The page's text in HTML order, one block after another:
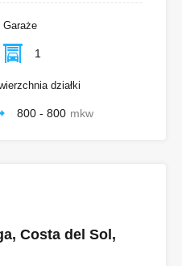
Garaże
1
działki
800 - 800 mkw
Costa del Sol,